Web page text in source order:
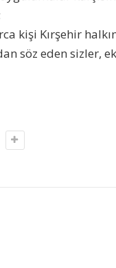
kişi Kırşehir
söz eden sizler,